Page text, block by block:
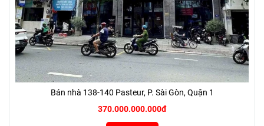
Bán nhà 138-140 Pasteur, P. Sài Gòn, Quận 1
370.000.000.000đ